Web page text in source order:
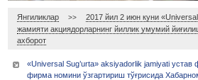
Янгиликлар >>
2017 йил 2 июн куни
жамияти акциядорларнинг йиллик умумий
ахборот
«Universal Sug’urta» aksiyadorlik jamiyati
фирма номини ўзгартириш тўғрисида